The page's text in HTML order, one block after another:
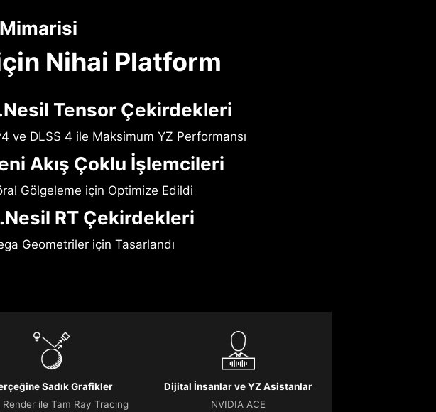
Nihai Platform
Tensor Çekirdekleri
ve DLSS 4 ile Maksimum YZ Performansı
Akış Çoklu İşlemcileri
Gölgeleme için Optimize Edildi
RT Çekirdekleri
Geometriler için Tasarlandı
Sadık Grafikler
Render ile Tam Ray Tracing
Dijital İnsanlar ve YZ Asistanlar
NVIDIA ACE